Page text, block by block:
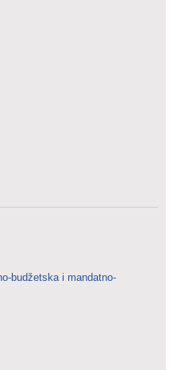
budžetska i mandatno-